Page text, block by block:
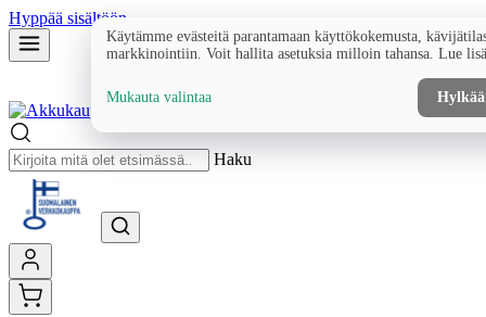
Hyppää sisältöön
Haku
Käytämme evästeitä parantamaan käyttökokemusta,
markkinointiin. Voit hallita asetuksia milloin tahansa. Lue
Mukauta valintaa Hylkää